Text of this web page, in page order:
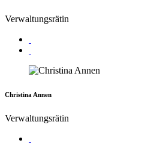
Verwaltungsrätin
Christina Annen
Verwaltungsrätin